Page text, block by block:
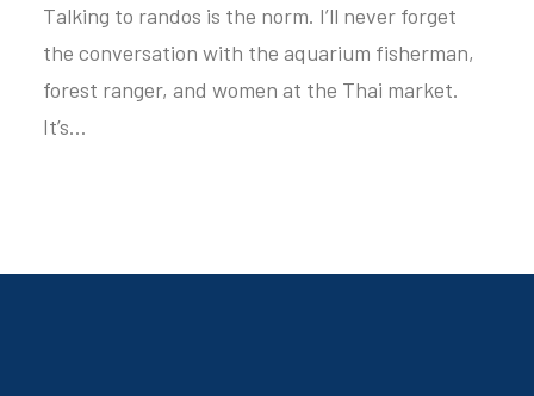
Talking to randos is the norm. I’ll never forget
the conversation with the aquarium fisherman,
forest ranger, and women at the Thai market.
It’s…